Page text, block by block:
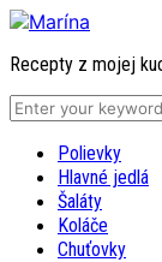
Recepty z mojej
Polievky
Hlavné jedlá
Šaláty
Koláče
Chuťovky